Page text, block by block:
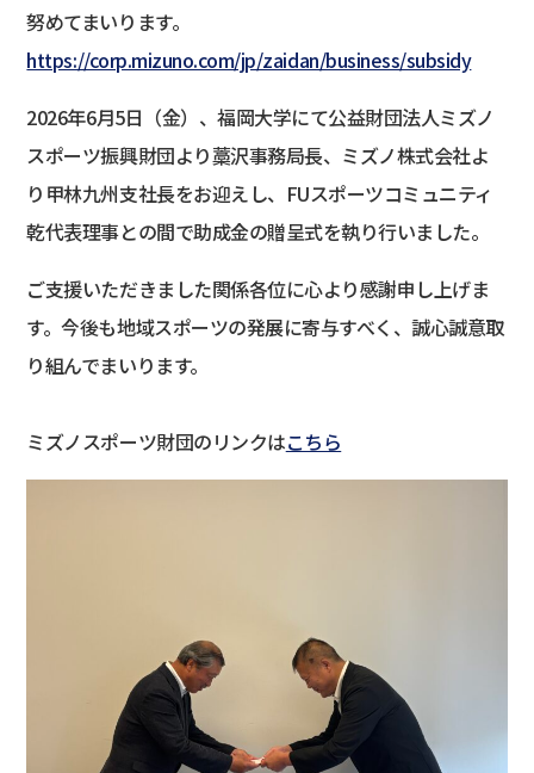
努めてまいります。
https://corp.mizuno.com/jp/zaidan/business/subsidy
2026年6月5日（金）、福岡大学にて公益財団法人ミズノ
スポーツ振興財団より藁沢事務局長、ミズノ株式会社よ
り甲林九州支社長をお迎えし、FUスポーツコミュニティ
乾代表理事との間で助成金の贈呈式を執り行いました。
ご支援いただきました関係各位に心より感謝申し上げま
す。今後も地域スポーツの発展に寄与すべく、誠心誠意取
り組んでまいります。
ミズノスポーツ財団のリンクはこちら